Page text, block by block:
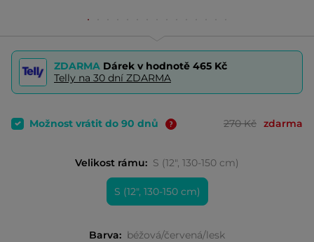
ZDARMA Dárek v hodnotě 465 Kč
Telly na 30 dní ZDARMA
Možnost vrátit do 90 dnů 270 Kč zdarma
Velikost rámu: S (12", 130-150 cm)
S (12", 130-150 cm)
Barva: béžová/červená/lesk